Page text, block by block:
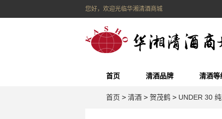
您好，欢迎光临华湘清酒商城
首页 清酒品牌 清酒等
首页 > 清酒 > 贺茂鹤 > UNDER 30